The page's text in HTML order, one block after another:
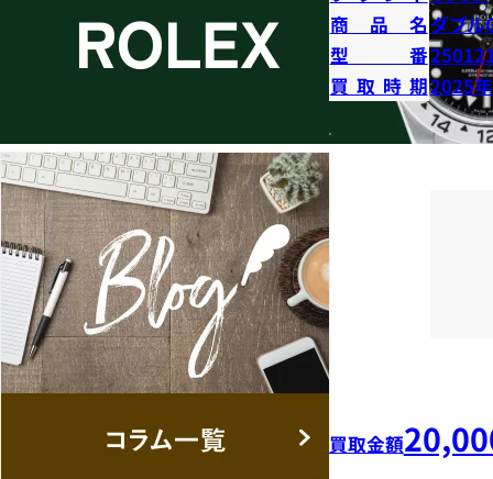
商品名ダブル
型番
買取時期2025
買取金額